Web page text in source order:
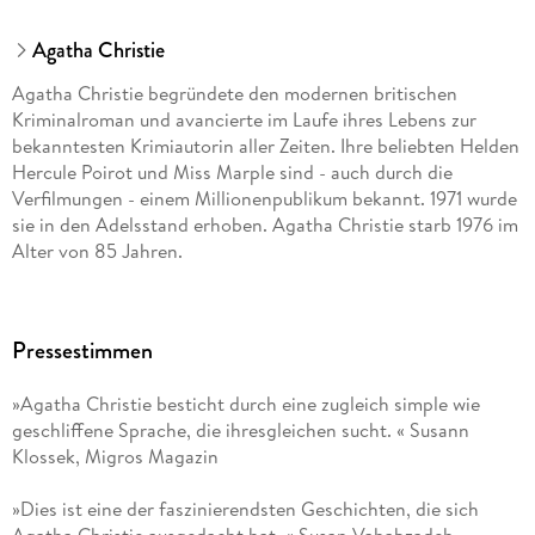
Agatha Christie
Agatha Christie begründete den modernen britischen
Kriminalroman und avancierte im Laufe ihres Lebens zur
bekanntesten Krimiautorin aller Zeiten. Ihre beliebten Helden
Hercule Poirot und Miss Marple sind - auch durch die
Verfilmungen - einem Millionenpublikum bekannt. 1971 wurde
sie in den Adelsstand erhoben. Agatha Christie starb 1976 im
Alter von 85 Jahren.
Pressestimmen
»Agatha Christie besticht durch eine zugleich simple wie
geschliffene Sprache, die ihresgleichen sucht. « Susann
Klossek, Migros Magazin
»Dies ist eine der faszinierendsten Geschichten, die sich